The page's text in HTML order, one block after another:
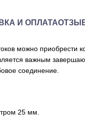
И ОПЛАТА
можно приобрести
важным
соединение.
25 мм.